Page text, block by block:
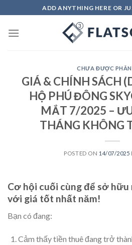
to
content
ADD ANYTHING HERE OR
CHƯA ĐƯỢC
GIÁ & CHÍNH SÁCH
HỘ PHÚ ĐÔNG
MẮT 7/2025 –
THÁNG KHÔNG
POSTED ON 14/07/2025
Cơ hội cuối cùng để sở
với giá tốt nhất năm!
Bạn có đang:
Cảm thấy tiền thuê đang trở